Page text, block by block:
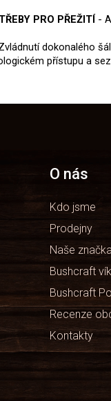
PRO PŘEŽITÍ -
dokonalého
přístupu a
O nás
Kdo jsme
Prodejny
Naše
Bushcraft
Bushcraft
Recenze
Kontakty